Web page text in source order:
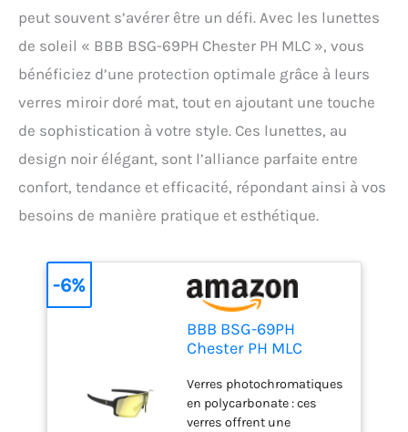
peut souvent s’avérer être un défi. Avec les lunettes
de soleil « BBB BSG-69PH Chester PH MLC », vous
bénéficiez d’une protection optimale grâce à leurs
verres miroir doré mat, tout en ajoutant une touche
de sophistication à votre style. Ces lunettes, au
design noir élégant, sont l’alliance parfaite entre
confort, tendance et efficacité, répondant ainsi à vos
besoins de manière pratique et esthétique.
BBB BSG-69PH
Chester PH MLC
miroir doré mat Noir
Verres photochromatiques
en polycarbonate : ces
verres offrent une
-6%